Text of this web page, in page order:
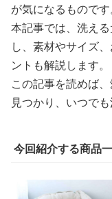
が気になるものです
本記事では、洗え
し、素材やサイズ
ントも解説します。
この記事を読めば
見つかり、いつで
今回紹介する商品